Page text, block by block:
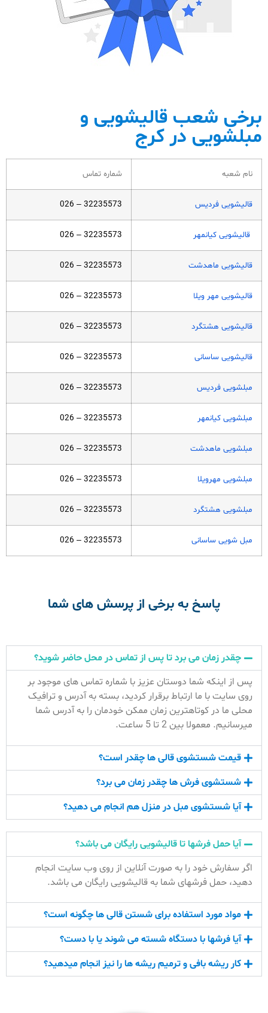
برخی شعب قالیشویی و
مبلشویی در کرج
نام شعبه شماره تماس
قالیشویی فردیس 32235573 – 026
قالیشویی کیانمهر 32235573 – 026
قالیشویی ماهدشت 32235573 – 026
قالیشویی مهر ویلا 32235573 – 026
قالیشویی هشتگرد 32235573 – 026
قالیشویی ساسانی 32235573 – 026
مبلشویی فردیس 32235573 – 026
مبلشویی کیانمهر 32235573 – 026
مبلشویی ماهدشت 32235573 – 026
مبلشویی مهرویلا 32235573 – 026
مبلشویی هشتگرد 32235573 – 026
مبل شویی ساسانی 32235573 – 026
پاسخ به برخی از پرسش های شما
چقدر زمان می برد تا پس از تماس در محل حاضر شوید؟
پس از اینکه شما دوستان عزیز با شماره تماس های موجود بر
روی سایت با ما ارتباط برقرار کردید، بسته به آدرس و ترافیک
محلی ما در کوتاهترین زمان ممکن خودمان را به آدرس شما
میرسانیم. معمولا بین 2 تا 5 ساعت.
قیمت شستشوی قالی ها چقدر است؟
شستشوی فرش ها چقدر زمان می برد؟
آیا شستشوی مبل در منزل هم انجام می دهید؟
آیا حمل فرشها تا قالیشویی رایگان می باشد؟
اگر سفارش خود را به صورت آنلاین از روی وب سایت انجام
دهید، حمل فرشهای شما به قالیشویی رایگان می باشد.
مواد مورد استفاده برای شستن قالی ها چگونه است؟
آیا فرشها با دستگاه شسته می شوند یا با دست؟
کار ریشه بافی و ترمیم ریشه ها را نیز انجام میدهید؟